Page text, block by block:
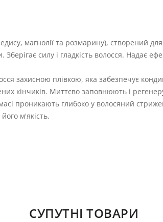
магнолії та розмарину), створений
силу і гладкість волосся. Надає
захисною плівкою, яка забезпечує
кінчиків. Миттєво заповнюють і
проникають глибоко у волосяний
м'якість.
СУПУТНІ ТОВАРИ